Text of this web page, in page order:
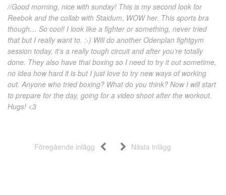
//Good morning, nice with sunday! This is my second look for
Reebok and the collab with Staidum, WOW her. This sports bra
though… So cool! I look like a fighter or something, never tried
that but I really want to. :-) Will do another Odenplan fightgym
session today, it’s a really tough circuit and after you’re totally
done. They also have thai boxing so I need to try it out sometime,
no idea how hard it is but I just love to try new ways of working
out. Anyone who tried boxing? What do you think? Now I will start
to prepare for the day, going for a video shoot after the workout.
Hugs! <3
Föregående inlägg Nästa inlägg